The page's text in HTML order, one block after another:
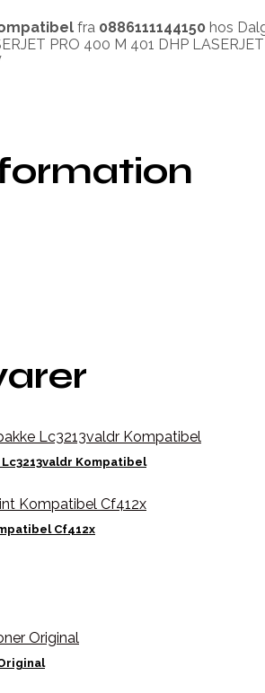
fra 0886111144150 hos
PRO 400 M 401 DHP
Kompatibel
Cf412x